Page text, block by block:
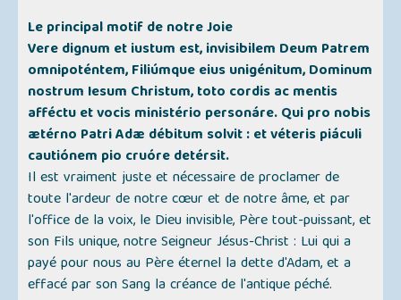
Le principal motif de notre Joie
Vere dignum et iustum est, invisibilem Deum Patrem
omnipoténtem, Filiúmque eius unigénitum, Dominum
nostrum Iesum Christum, toto cordis ac mentis
afféctu et vocis ministério personáre. Qui pro nobis
ætérno Patri Adæ débitum solvit : et véteris piáculi
cautiónem pio cruóre detérsit.
Il est vraiment juste et nécessaire de proclamer de
toute l'ardeur de notre cœur et de notre âme, et par
l'office de la voix, le Dieu invisible, Père tout-puissant, et
son Fils unique, notre Seigneur Jésus-Christ : Lui qui a
payé pour nous au Père éternel la dette d'Adam, et a
effacé par son Sang la créance de l'antique péché.